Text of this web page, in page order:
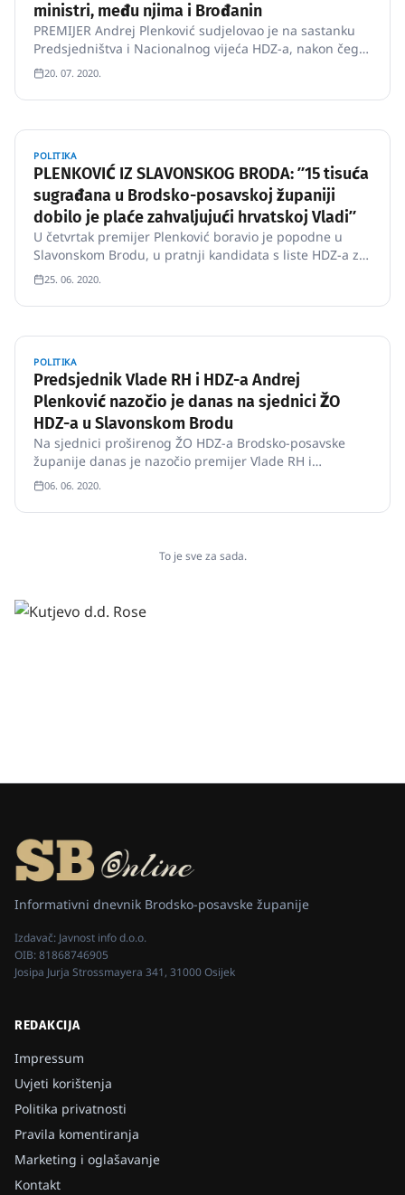
ministri, među njima i Brođanin
PREMIJER Andrej Plenković sudjelovao je na sastanku
Predsjedništva i Nacionalnog vijeća HDZ-a, nakon čega
se vraća u Bruxelles na nastavak pregovora.
20. 07. 2020.
POLITIKA
PLENKOVIĆ IZ SLAVONSKOG BRODA: ʺ15 tisuća
sugrađana u Brodsko-posavskoj županiji
dobilo je plaće zahvaljujući hrvatskoj Vladiʺ
U četvrtak premijer Plenković boravio je popodne u
Slavonskom Brodu, u pratnji kandidata s liste HDZ-a za
V.25. 06. 2020.
POLITIKA
Predsjednik Vlade RH i HDZ-a Andrej
Plenković nazočio je danas na sjednici ŽO
HDZ-a u Slavonskom Brodu
Na sjednici proširenog ŽO HDZ-a Brodsko-posavske
županije danas je nazočio premijer Vlade RH i
predsjednik HDZ-a Andrej Plenković.
06. 06. 2020.
To je sve za sada.
Informativni dnevnik Brodsko-posavske županije
Izdavač: Javnost info d.o.o.
OIB:81868746905
Josipa Jurja Strossmayera 341, 31000 Osijek
REDAKCIJA
Impressum
Uvjeti korištenja
Politika privatnosti
Pravila komentiranja
Marketing i oglašavanje
Kontakt